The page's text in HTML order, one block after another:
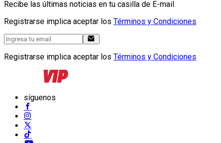
Recibe las últimas noticias en tu casilla de E-mail
Registrarse implica aceptar los Términos y Condiciones
Registrarse implica aceptar los Términos y Condiciones
síguenos